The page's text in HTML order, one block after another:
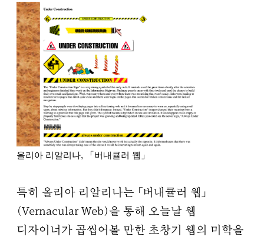
올리아 리알리나, 「버내큘러 웹」
특히 올리아 리알리나는 「버내큘러 웹」
(Vernacular Web)을 통해 오늘날 웹
디자이너가 곱씹어볼 만한 초창기 웹의 미학을